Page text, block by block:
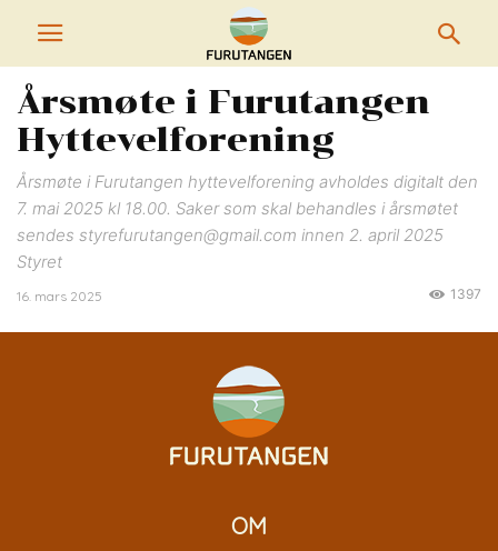
Årsmøte i Furutangen
Hyttevelforening
Årsmøte i Furutangen hyttevelforening avholdes digitalt den
7. mai 2025 kl 18.00. Saker som skal behandles i årsmøtet
sendes styrefurutangen@gmail.com innen 2. april 2025
Styret
16. mars 2025 1397
OM